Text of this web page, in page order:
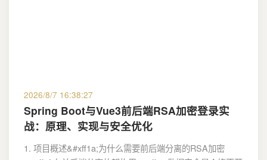
2026/8/7 16:38:27
Spring Boot与Vue3前后端RSA加密登录实
战：原理、实现与安全优化
1. 项目概述&#xff1a;为什么需要前后端分离的RSA加密